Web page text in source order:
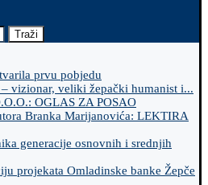
Traži
prvu pobjedu
vizionar, veliki žepački humanist i...
OGLAS ZA POSAO
Branka Marijanovića: LEKTIRA
generacije osnovnih i srednjih
projekata Omladinske banke Žepče